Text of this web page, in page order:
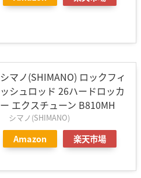
シマノ(SHIMANO) ロックフィ
ッシュロッド 26ハードロッカ
ー エクスチューン B810MH
シマノ(SHIMANO)
Amazon 楽天市場